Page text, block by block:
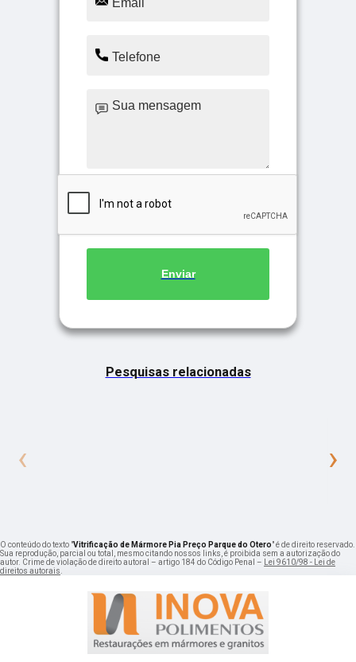
Enviar
Pesquisas relacionadas
‹ ›
O conteúdo do texto "Vitrificação de Mármore Pia Preço Parque do Otero" é de direito reservado.
Sua reprodução, parcial ou total, mesmo citando nossos links, é proibida sem a autorização do
autor. Crime de violação de direito autoral – artigo 184 do Código Penal –
Lei 9610/98 - Lei de
direitos autorais